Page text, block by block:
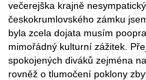
večerejška krajně
českokrumlovského zámku
byla zcela dojata musím
mimořádný kulturní zážitek.
spokojených diváků zejména
rovněž o tlumočení poklony